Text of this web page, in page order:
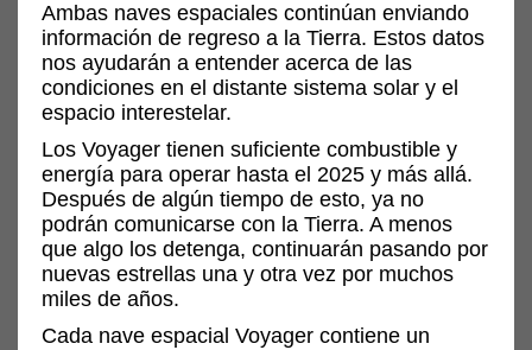
Ambas naves espaciales continúan enviando
información de regreso a la Tierra. Estos datos
nos ayudarán a entender acerca de las
condiciones en el distante sistema solar y el
espacio interestelar.
Los Voyager tienen suficiente combustible y
energía para operar hasta el 2025 y más allá.
Después de algún tiempo de esto, ya no
podrán comunicarse con la Tierra. A menos
que algo los detenga, continuarán pasando por
nuevas estrellas una y otra vez por muchos
miles de años.
Cada nave espacial Voyager contiene un